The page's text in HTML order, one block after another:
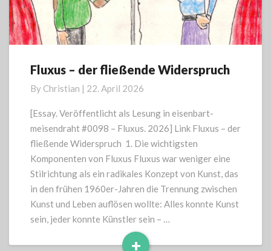
Fluxus
der
fließende
Widerspruch
Fluxus – der fließende Widerspruch
By Christian | 22. April 2026
[Essay. Veröffentlicht als Lesung in eisenbart-
meisendraht #0098 – Fluxus. 2026] Link Fluxus – der
fließende Widerspruch 1. Die wichtigsten
Komponenten von Fluxus Fluxus war weniger eine
Stilrichtung als ein radikales Konzept von Kunst, das
in den frühen 1960er-Jahren die Trennung zwischen
Kunst und Leben auflösen wollte: Alles konnte Kunst
sein, jeder konnte Künstler sein – …
+